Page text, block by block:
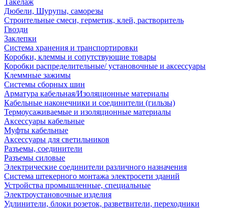
Такелаж
Дюбели, Шурупы, саморезы
Строительные смеси, герметик, клей, растворитель
Гвозди
Заклепки
Система хранения и транспортировки
Коробки, клеммы и сопутствующие товары
Коробки распределительные/ установочные и аксессуары
Клеммные зажимы
Системы сборных шин
Арматура кабельная/Изоляционные материалы
Кабельные наконечники и соединители (гильзы)
Термоусаживаемые и изоляционные материалы
Аксессуары кабельные
Муфты кабельные
Аксессуары для светильников
Разъемы, соединители
Разъемы силовые
Электрические соединители различного назначения
Система штекерного монтажа электросети зданий
Устройства промышленные, специальные
Электроустановочные изделия
Удлинители, блоки розеток, разветвители, переходники